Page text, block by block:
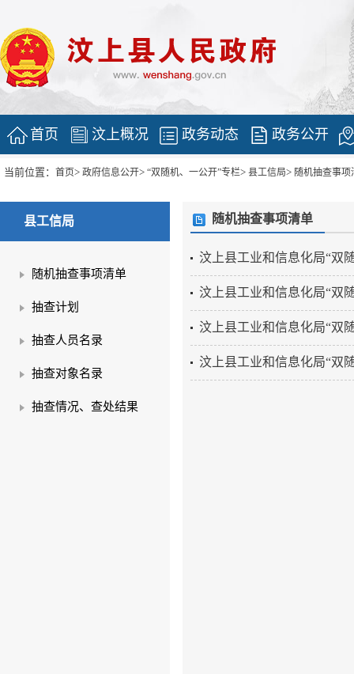
首页 汶上概况 政务动态 政务公开
当前位置： 首页> 政府信息公开> “双随机、一公开”专栏> 县工信局> 随机抽查事项
县工信局
随机抽查事项清单
抽查计划
抽查人员名录
抽查对象名录
抽查情况、查处结果
随机抽查事项清单
汶上县工业和信息化局“双
汶上县工业和信息化局“双
汶上县工业和信息化局“双
汶上县工业和信息化局“双